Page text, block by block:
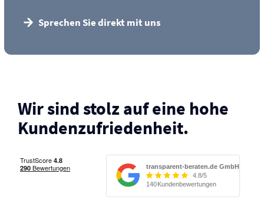
Sprechen Sie direkt mit uns
Wir sind stolz auf eine hohe
Kunden­zufriedenheit.